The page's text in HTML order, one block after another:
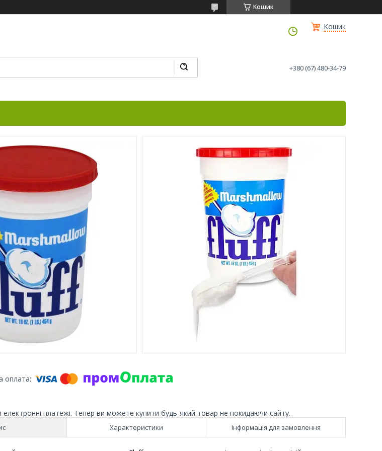
Кошик
Кошик
+380 (67) 480-34-79
електронні платежі. Тепер ви можете купити будь-який товар не покидаючи сайту.
Характеристики Інформація для замовлення